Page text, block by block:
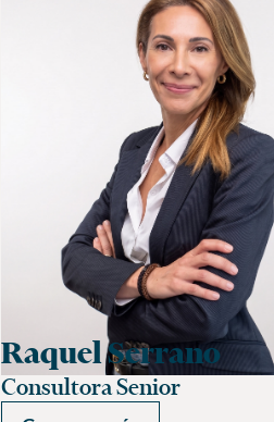
Raquel Serrano
Consultora Senior